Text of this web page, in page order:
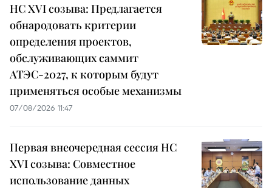
НС XVI созыва: Предлагается
обнародовать критерии
определения проектов,
обслуживающих саммит
АТЭС-2027, к которым будут
применяться особые механизмы
07/08/2026 11:47
Первая внеочередная сессия НС
XVI созыва: Совместное
использование данных